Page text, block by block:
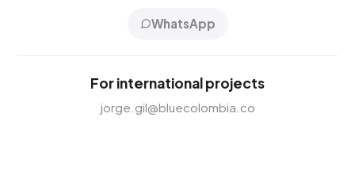
WhatsApp
For international projects
jorge.gil@bluecolombia.co